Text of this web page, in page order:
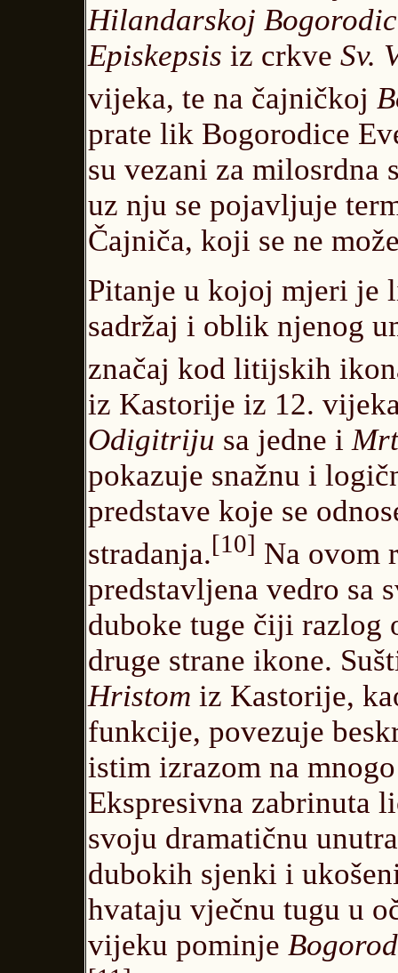
Hilandarskoj
Episkepsis iz crkve Sv.
vijeka, te na čajničkoj
prate lik Bogorodice
su vezani za milosrdna
uz nju se pojavljuje
Čajniča, koji se ne
Pitanje u kojoj mjeri je
sadržaj i oblik njenog
značaj kod litijskih
iz Kastorije iz 12.
Odigitriju sa jedne i
pokazuje snažnu i
predstave koje se
stradanja.[10] Na ovom
predstavljena vedro sa
duboke tuge čiji razlog
druge strane ikone.
Hristom iz Kastorije,
funkcije, povezuje
istim izrazom na
Ekspresivna zabrinuta
svoju dramatičnu
dubokih sjenki i
hvataju vječnu tugu u
vijeku pominje